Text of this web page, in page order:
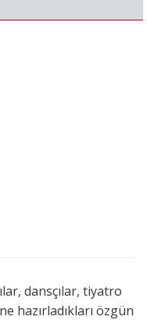
dansçılar, tiyatro
hazırladıkları özgün